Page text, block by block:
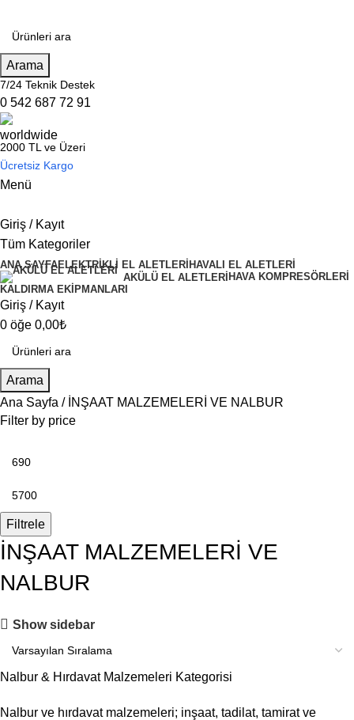
Arama
7/24 Teknik Destek
0 542 687 72 91
2000 TL ve Üzeri
Ücretsiz Kargo
Menü
Giriş / Kayıt
Tüm Kategoriler
ANA SAYFAELEKTRİKLİ EL ALETLERİ HAVALI EL ALETLERİ
AKÜLÜ EL ALETLERİ HAVA KOMPRESÖRLERİ
KALDIRMA EKİPMANLARI
Giriş / Kayıt
0 öğe 0,00₺
Arama
Ana Sayfa
İNŞAAT MALZEMELERİ VE NALBUR
Filter by price
Filtrele
İNŞAAT MALZEMELERİ VE
NALBUR
Show sidebar
Nalbur & Hırdavat Malzemeleri Kategorisi
Nalbur ve hırdavat malzemeleri; inşaat, tadilat, tamirat ve